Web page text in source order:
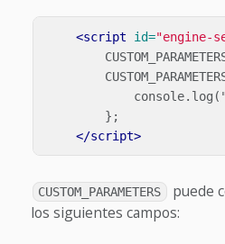
<script id="engine-
console. log (
};
</script>
CUSTOM_PARAMETERS
puede
los siguientes campos: